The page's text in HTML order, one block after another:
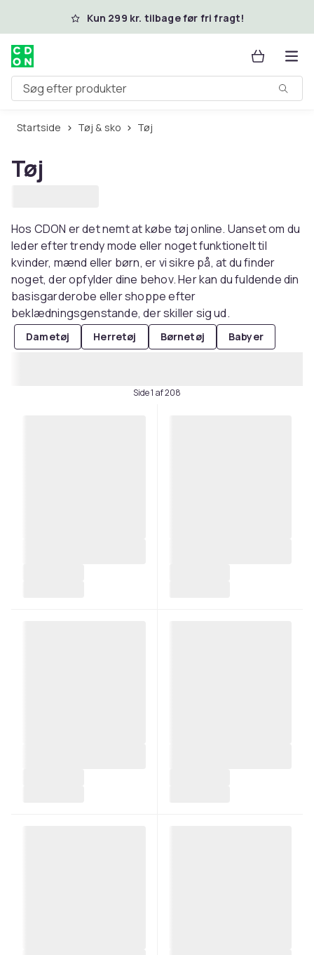
Spring til hovedindhold
Kun 299 kr. tilbage før fri fragt!
Søg efter produkter
Startside Tøj & sko Tøj
Tøj
Hos CDON er det nemt at købe tøj online. Uanset om du
leder efter trendy mode eller noget funktionelt til
kvinder, mænd eller børn, er vi sikre på, at du finder
noget, der opfylder dine behov. Her kan du fuldende din
basisgarderobe eller shoppe efter
beklædningsgenstande, der skiller sig ud.
Dametøj Herretøj Børnetøj Babyer
Side 1 af 208